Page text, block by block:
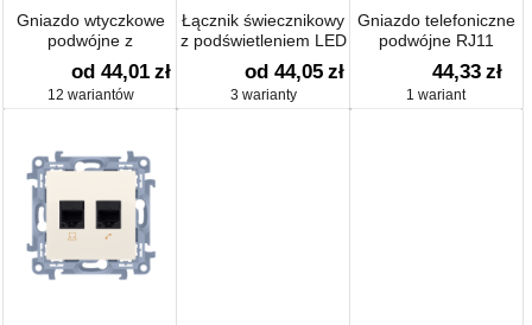
Gniazdo wtyczkowe
podwójne z
uziemieniem typu
Schuko z przesłonami
torów prądowych -
16A 250V
od 44,01 zł
12 wariantów
Łącznik świecznikowy
z podświetleniem LED
od 44,05 zł
3 warianty
Gniazdo telefoniczne
podwójne RJ11
44,33 zł
1 wariant